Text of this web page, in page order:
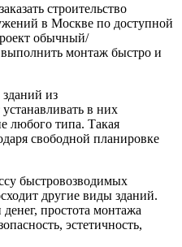
строительство
в Москве по доступной
обычный/
монтаж быстро и
из
в них
любого типа. Такая
свободной планировке
быстровозводимых
другие виды зданий.
простота монтажа
эстетичность,